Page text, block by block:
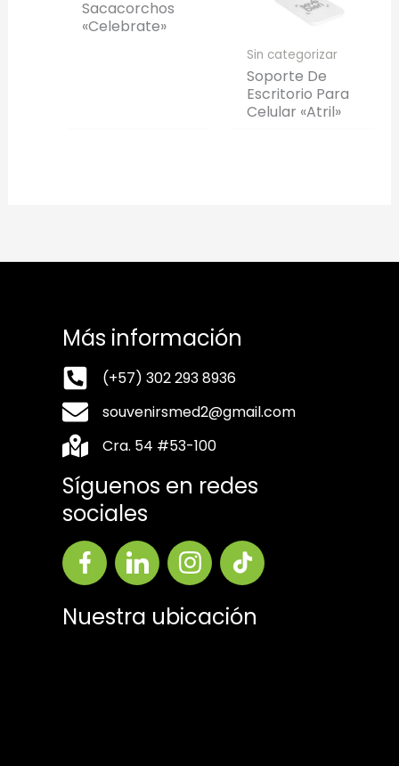
Sacacorchos
«Celebrate»
Sin categorizar
Soporte De
Escritorio Para
Celular «Atril»
Más información
(+57) 302 293 8936
souvenirsmed2@gmail.com
Cra. 54 #53-100
Síguenos en redes
sociales
Nuestra ubicación